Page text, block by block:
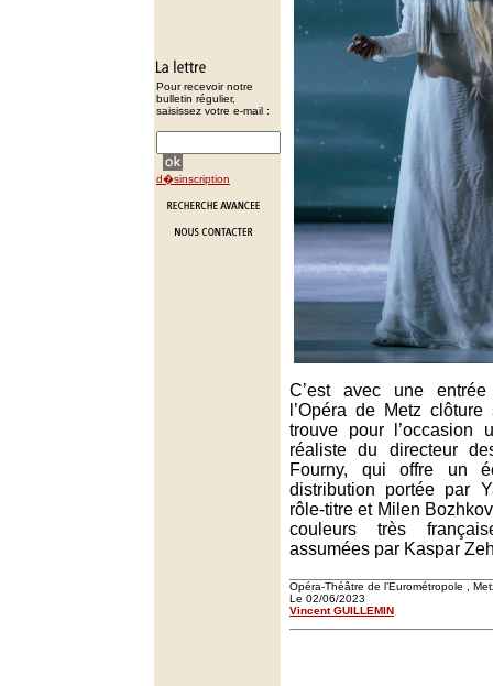
Pour recevoir notre
bulletin régulier,
saisissez votre e-mail :
d�sinscription
C’est avec une
l’Opéra de Metz
trouve pour l’occasion
réaliste du directeur
Fourny, qui offre un
distribution portée par
rôle-titre et Milen
couleurs très
assumées par Kaspar
Opéra-Théâtre de l’Eurométropole ,
Le 02/06/2023
Vincent GUILLEMIN